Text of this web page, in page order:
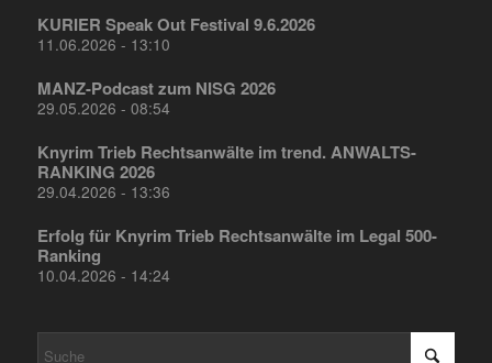
KURIER Speak Out Festival 9.6.2026
11.06.2026 - 13:10
MANZ-Podcast zum NISG 2026
29.05.2026 - 08:54
Knyrim Trieb Rechtsanwälte im trend. ANWALTS-
RANKING 2026
29.04.2026 - 13:36
Erfolg für Knyrim Trieb Rechtsanwälte im Legal 500-
Ranking
10.04.2026 - 14:24